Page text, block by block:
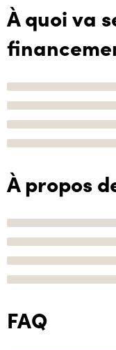
À quoi va
À propos
FAQ